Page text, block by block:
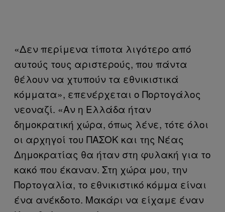
«Δεν περίμενα τίποτα λιγότερο από
αυτούς τους αριστερούς, που πάντα
θέλουν να χτυπούν τα εθνικιστικά
κόμματα», επενέρχεται ο Πορτογάλος
νεοναζί. «Αν η Ελλάδα ήταν
δημοκρατική χώρα, όπως λένε, τότε όλοι
οι αρχηγοί του ΠΑΣΟΚ και της Νέας
Δημοκρατίας θα ήταν στη φυλακή για το
κακό που έκαναν. Στη χώρα μου, την
Πορτογαλία, το εθνικιστικό κόμμα είναι
ένα ανέκδοτο. Μακάρι να είχαμε έναν